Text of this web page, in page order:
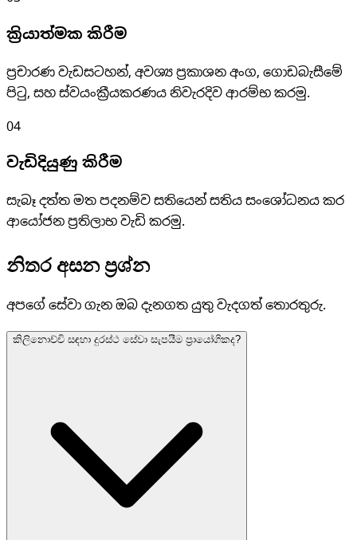
ක්‍රියාත්මක කිරීම
ප්‍රචාරණ වැඩසටහන්, අවශ්‍ය ප්‍රකාශන අංග, ගොඩබැසීමේ
පිටු, සහ ස්වයංක්‍රීයකරණය නිවැරදිව ආරම්භ කරමු.
04
වැඩිදියුණු කිරීම
සැබෑ දත්ත මත පදනම්ව සතියෙන් සතිය සංශෝධනය කර
ආයෝජන ප්‍රතිලාභ වැඩි කරමු.
නිතර අසන ප්‍රශ්න
අපගේ සේවා ගැන ඔබ දැනගත යුතු වැදගත් තොරතුරු.
කිලිනොච්චි සඳහා දුරස්ථ සේවා සැපයීම ප්‍රායෝගිකද?